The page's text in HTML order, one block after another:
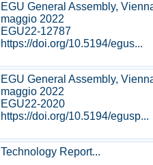
EGU General Assembly,
maggio 2022
EGU22-12787
https://doi.org/10.5194/egus...
EGU General Assembly,
maggio 2022
EGU22-2020
https://doi.org/10.5194/egusp...
Technology Report...